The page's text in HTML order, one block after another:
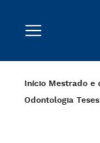
Início Mestrado e
Odontologia